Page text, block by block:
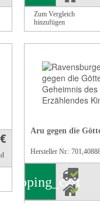
Zum Vergleich
hinzufügen
Aru gegen die
Hersteller Nr.:
shopping_cart